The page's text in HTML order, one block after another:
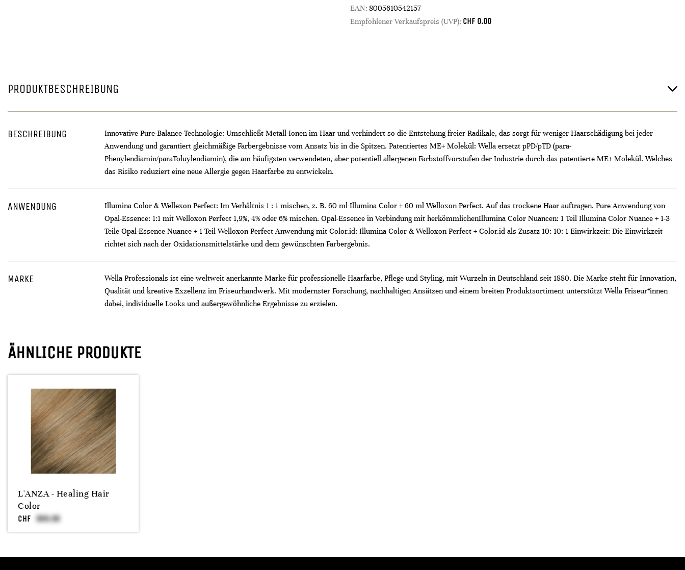
EAN: 8005610542157
Empfohlener Verkaufspreis (UVP): CHF 0.00
PRODUKTBESCHREIBUNG
BESCHREIBUNG
Innovative Pure-Balance-Technologie: Umschließt Metall-Ionen im Haar und verhindert so die Entstehung freier Radikale, das sorgt für weniger Haarschädigung bei jeder
Anwendung und garantiert gleichmäßige Farbergebnisse vom Ansatz bis in die Spitzen. Patentiertes ME+ Molekül: Wella ersetzt pPD/pTD (para-
Phenylendiamin/paraToluylendiamin), die am häufigsten verwendeten, aber potentiell allergenen Farbstoffvorstufen der Industrie durch das patentierte ME+ Molekül. Welches
das Risiko reduziert eine neue Allergie gegen Haarfarbe zu entwickeln.
ANWENDUNG
Illumina Color & Wellexon Perfect: Im Verhältnis 1 : 1 mischen, z. B. 60 ml Illumina Color + 60 ml Welloxon Perfect. Auf das trockene Haar auftragen. Pure Anwendung von
Opal-Essence: 1:1 mit Welloxon Perfect 1,9%, 4% oder 6% mischen. Opal-Essence in Verbindung mit herkömmlichenIllumina Color Nuancen: 1 Teil Illumina Color Nuance + 1-3
Teile Opal-Essence Nuance + 1 Teil Welloxon Perfect Anwendung mit Color.id: Illumina Color & Welloxon Perfect + Color.id als Zusatz 10: 10: 1 Einwirkzeit: Die Einwirkzeit
richtet sich nach der Oxidationsmittelstärke und dem gewünschten Farbergebnis.
MARKE
Wella Professionals ist eine weltweit anerkannte Marke für professionelle Haarfarbe, Pflege und Styling, mit Wurzeln in Deutschland seit 1880. Die Marke steht für Innovation,
Qualität und kreative Exzellenz im Friseurhandwerk. Mit modernster Forschung, nachhaltigen Ansätzen und einem breiten Produktsortiment unterstützt Wella Friseur*innen
dabei, individuelle Looks und außergewöhnliche Ergebnisse zu erzielen.
ÄHNLICHE PRODUKTE
L'ANZA - Healing Hair
Color
CHF